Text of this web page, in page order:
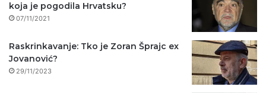
koja je pogodila Hrvatsku?
07/11/2021
Raskrinkavanje: Tko je Zoran Šprajc ex
Jovanović?
29/11/2023